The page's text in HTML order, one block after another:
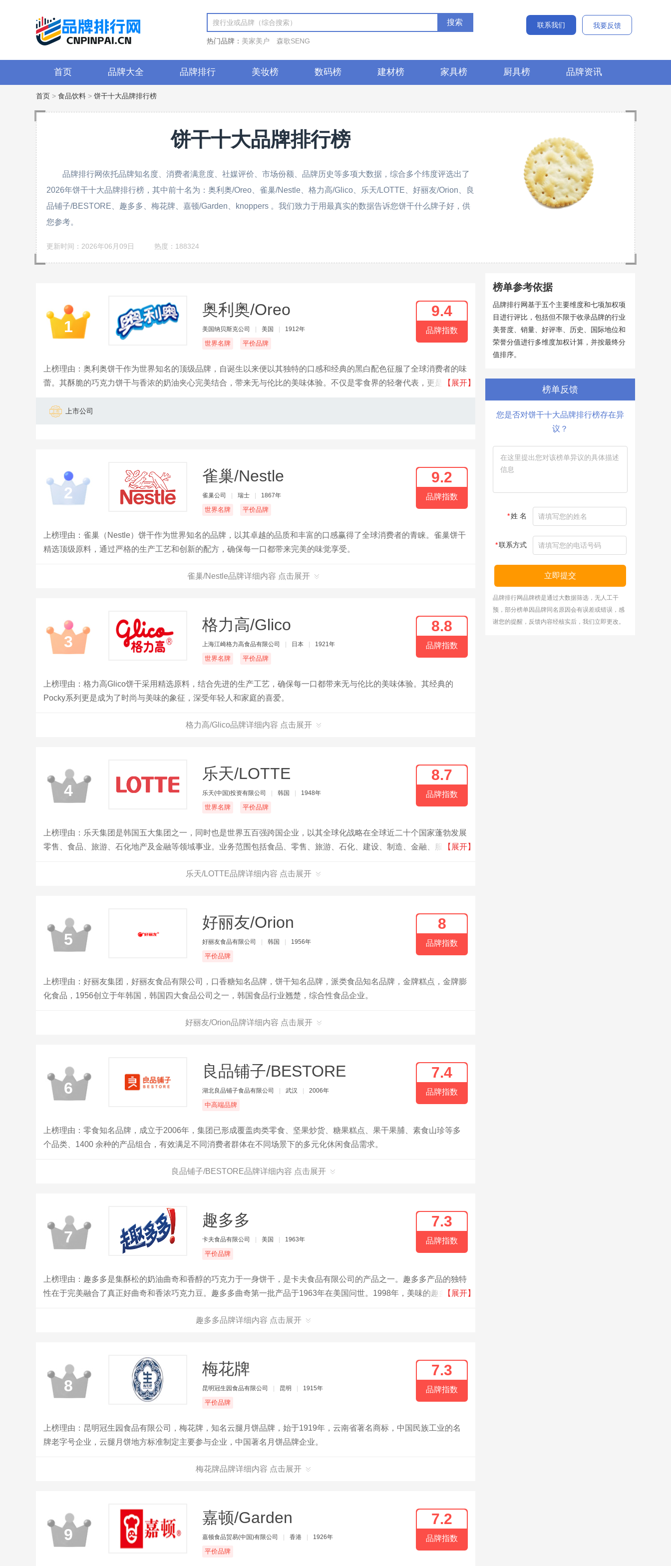
联系我们
我要反馈
热门品牌： 美家美户 森歌SENG
首页 品牌大全 品牌排行 美妆榜 数码榜 建材榜 家具榜 厨具榜 品牌资讯
首页 > 食品饮料 > 饼干十大品牌排行榜
饼干十大品牌排行榜
品牌排行网依托品牌知名度、消费者满意度、社媒评价、市场份额、品牌历史等多项大数据，综合多个纬度评选出了
2026年饼干十大品牌排行榜，其中前十名为：奥利奥/Oreo、雀巢/Nestle、格力高/Glico、乐天/LOTTE、好丽友/Orion、良
品铺子/BESTORE、趣多多、梅花牌、嘉顿/Garden、knoppers 。我们致力于用最真实的数据告诉您饼干什么牌子好，供
您参考。
更新时间：2026年06月09日 热度：188324
1
奥利奥/Oreo
美国纳贝斯克公司 美国 1912年
世界名牌 平价品牌
9.4
品牌指数
上榜理由：奥利奥饼干作为世界知名的顶级品牌，自诞生以来便以其独特的口感和经典的黑白配色征服了全球消费者的味
蕾。其酥脆的巧克力饼干与香浓的奶油夹心完美结合，带来无与伦比的美味体验。不仅是零食界的轻奢代表，更是家庭聚
【展开】
上市公司
2
雀巢/Nestle
雀巢公司 瑞士 1867年
世界名牌 平价品牌
9.2
品牌指数
上榜理由：雀巢（Nestle）饼干作为世界知名的品牌，以其卓越的品质和丰富的口感赢得了全球消费者的青睐。雀巢饼干
精选顶级原料，通过严格的生产工艺和创新的配方，确保每一口都带来完美的味觉享受。
雀巢/Nestle品牌详细内容 点击展开
3
格力高/Glico
上海江崎格力高食品有限公司 日本 1921年
世界名牌 平价品牌
8.8
品牌指数
上榜理由：格力高Glico饼干采用精选原料，结合先进的生产工艺，确保每一口都带来无与伦比的美味体验。其经典的
Pocky系列更是成为了时尚与美味的象征，深受年轻人和家庭的喜爱。
格力高/Glico品牌详细内容 点击展开
4
乐天/LOTTE
乐天(中国)投资有限公司 韩国 1948年
世界名牌 平价品牌
8.7
品牌指数
上榜理由：乐天集团是韩国五大集团之一，同时也是世界五百强跨国企业，以其全球化战略在全球近二十个国家蓬勃发展
零售、食品、旅游、石化地产及金融等领域事业。业务范围包括食品、零售、旅游、石化、建设、制造、金融、服务、影
【展开】
乐天/LOTTE品牌详细内容 点击展开
5
好丽友/Orion
好丽友食品有限公司 韩国 1956年
平价品牌
8
品牌指数
上榜理由：好丽友集团，好丽友食品有限公司，口香糖知名品牌，饼干知名品牌，派类食品知名品牌，金牌糕点，金牌膨
化食品，1956创立于年韩国，韩国四大食品公司之一，韩国食品行业翘楚，综合性食品企业。
好丽友/Orion品牌详细内容 点击展开
6
良品铺子/BESTORE
湖北良品铺子食品有限公司 武汉 2006年
中高端品牌
7.4
品牌指数
上榜理由：零食知名品牌，成立于2006年，集团已形成覆盖肉类零食、坚果炒货、糖果糕点、果干果脯、素食山珍等多
个品类、1400 余种的产品组合，有效满足不同消费者群体在不同场景下的多元化休闲食品需求。
良品铺子/BESTORE品牌详细内容 点击展开
7
趣多多
卡夫食品有限公司 美国 1963年
平价品牌
7.3
品牌指数
上榜理由：趣多多是集酥松的奶油曲奇和香醇的巧克力于一身饼干，是卡夫食品有限公司的产品之一。趣多多产品的独特
性在于完美融合了真正好曲奇和香浓巧克力豆。趣多多曲奇第一批产品于1963年在美国问世。1998年，美味的趣多多曲
【展开】
趣多多品牌详细内容 点击展开
8
梅花牌
昆明冠生园食品有限公司 昆明 1915年
平价品牌
7.3
品牌指数
上榜理由：昆明冠生园食品有限公司，梅花牌，知名云腿月饼品牌，始于1919年，云南省著名商标，中国民族工业的名
牌老字号企业，云腿月饼地方标准制定主要参与企业，中国著名月饼品牌企业。
梅花牌品牌详细内容 点击展开
9
嘉顿/Garden
嘉顿食品贸易(中国)有限公司 香港 1926年
平价品牌
7.2
品牌指数
榜单参考依据
品牌排行网基于五个主要维度和七项加权项
目进行评比，包括但不限于收录品牌的行业
美誉度、销量、好评率、历史、国际地位和
荣誉分值进行多维度加权计算，并按最终分
值排序。
榜单反馈
您是否对饼干十大品牌排行榜存在异
议？
*姓 名
*联系方式
立即提交
品牌排行网品牌榜是通过大数据筛选，无人工干
预，部分榜单因品牌同名原因会有误差或错误，感
谢您的提醒，反馈内容经核实后，我们立即更改。